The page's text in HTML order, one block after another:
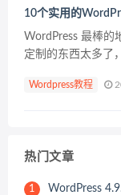
10个实用的
WordPress 最棒的
定制的东西太多了
WordPress 代码片
Wordpress教程
热门文章
1 WordPress